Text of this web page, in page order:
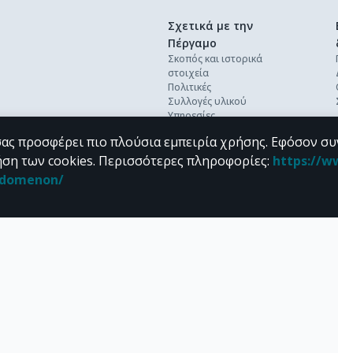
Σχετικά με την
Πέργαμο
Σκοπός και ιστορικά
στοιχεία
Πολιτικές
Συλλογές υλικού
Υπηρεσίες
Ανοικτή επιστήμη
Διεθνή πρότυπα &
διαλειτουργικότητα
Επικοινωνία
προσφέρει πιο πλούσια εμπειρία χρήσης. Εφόσον
των cookies. Περισσότερες πληροφορίες: https://